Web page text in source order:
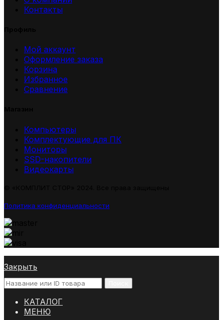
Контакты
Мой аккаунт
Оформление заказа
Корзина
Избранное
Сравнение
Компьютеры
Комплектующие для ПК
Мониторы
SSD-накопители
Видеокарты
Политика конфиденциальности
Закрыть
КАТАЛОГ
МЕНЮ